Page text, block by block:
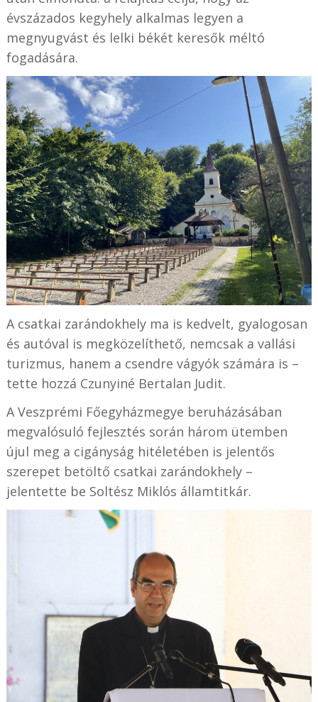
évszázados kegyhely alkalmas legyen a
megnyugvást és lelki békét keresők méltó
fogadására.
A csatkai zarándokhely ma is kedvelt, gyalogosan
és autóval is megközelíthető, nemcsak a vallási
turizmus, hanem a csendre vágyók számára is –
tette hozzá Czunyiné Bertalan Judit.
A Veszprémi Főegyházmegye beruházásában
megvalósuló fejlesztés során három ütemben
újul meg a cigányság hitéletében is jelentős
szerepet betöltő csatkai zarándokhely –
jelentette be Soltész Miklós államtitkár.